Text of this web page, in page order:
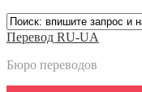
Перевод RU-UA
Бюро переводов